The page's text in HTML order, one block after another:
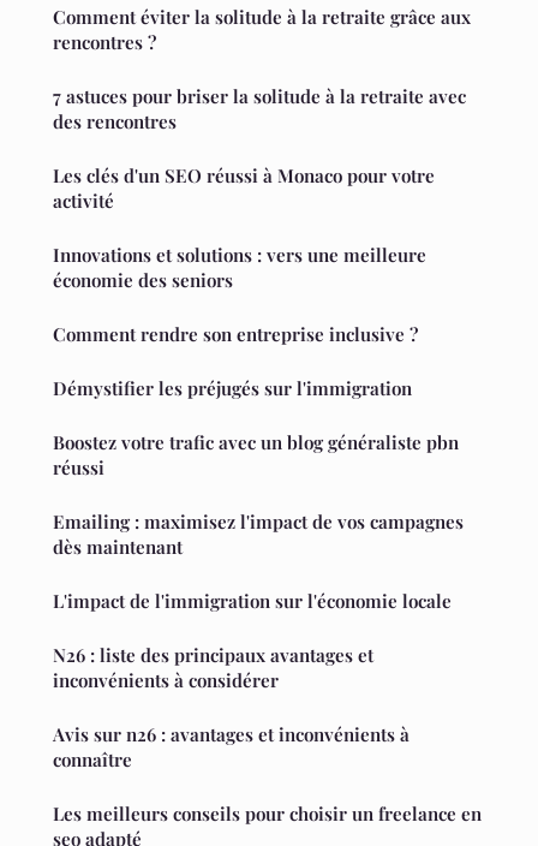
Comment éviter la solitude à la retraite grâce aux
rencontres ?
7 astuces pour briser la solitude à la retraite avec
des rencontres
Les clés d'un SEO réussi à Monaco pour votre
activité
Innovations et solutions : vers une meilleure
économie des seniors
Comment rendre son entreprise inclusive ?
Démystifier les préjugés sur l'immigration
Boostez votre trafic avec un blog généraliste pbn
réussi
Emailing : maximisez l'impact de vos campagnes
dès maintenant
L'impact de l'immigration sur l'économie locale
N26 : liste des principaux avantages et
inconvénients à considérer
Avis sur n26 : avantages et inconvénients à
connaître
Les meilleurs conseils pour choisir un freelance en
seo adapté